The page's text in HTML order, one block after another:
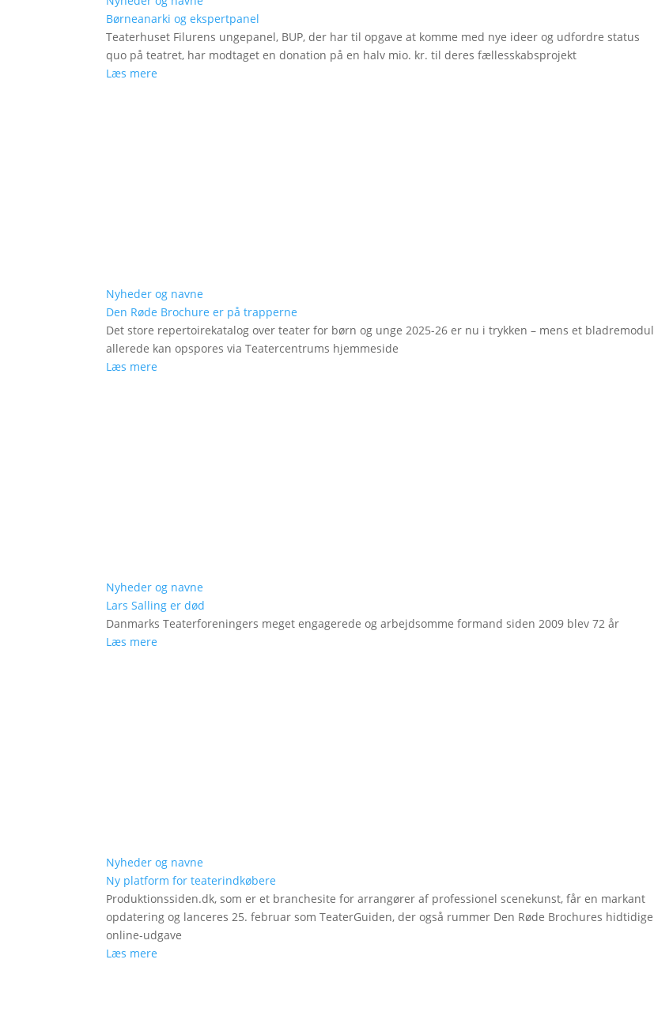
Børneanarki og ekspertpanel
Teaterhuset Filurens ungepanel, BUP, der har til opgave at komme med nye ideer og udfordre status
quo på teatret, har modtaget en donation på en halv mio. kr. til deres fællesskabsprojekt
Læs mere
Nyheder og navne
Den Røde Brochure er på trapperne
Det store repertoirekatalog over teater for børn og unge 2025-26 er nu i trykken – mens et bladremodul
allerede kan opspores via Teatercentrums hjemmeside
Læs mere
Nyheder og navne
Lars Salling er død
Danmarks Teaterforeningers meget engagerede og arbejdsomme formand siden 2009 blev 72 år
Læs mere
Nyheder og navne
Ny platform for teaterindkøbere
Produktionssiden.dk, som er et branchesite for arrangører af professionel scenekunst, får en markant
opdatering og lanceres 25. februar som TeaterGuiden, der også rummer Den Røde Brochures hidtidige
online-udgave
Læs mere